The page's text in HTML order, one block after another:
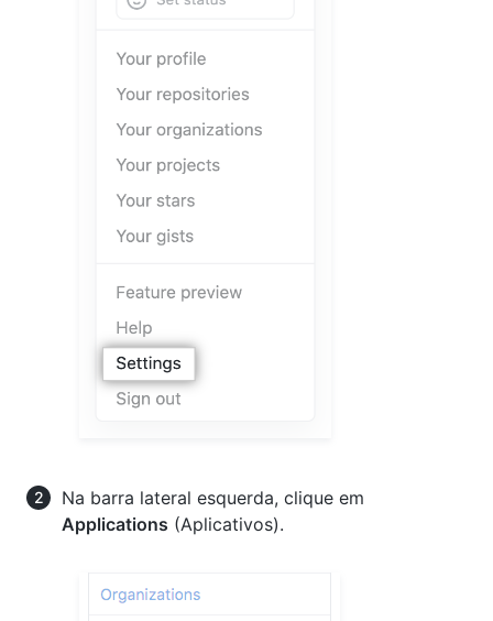
Na barra lateral esquerda, clique em
Applications (Aplicativos).